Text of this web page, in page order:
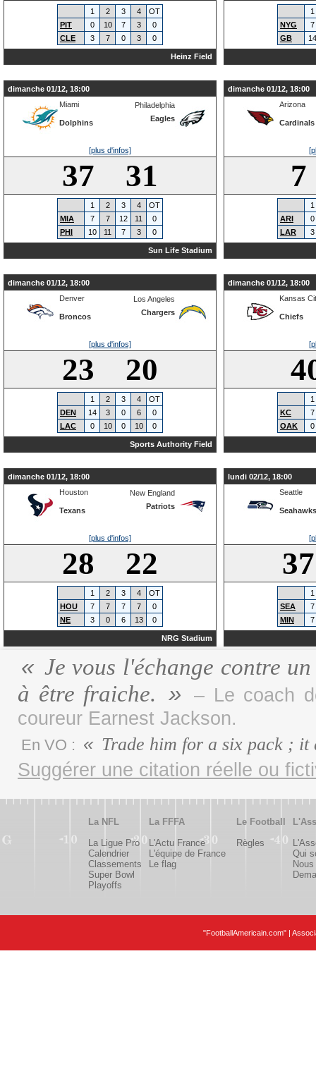
1 2 3 4
OT
PIT
0 10 7 3
0
CLE
3 7 0 3 0
Heinz Field
1
NYG
7
GB
14
dimanche 01/12, 18:00
Miami
Dolphins
Philadelphia
Eagles
[plus d'infos]
37 31
1 2 3 4
OT
MIA
7 7 12 11
0
PHI
10 11 7 3 0
Sun Life Stadium
dimanche 01/12, 18:00
Arizona
Cardinals
1
ARI
0
LAR
3
dimanche 01/12, 18:00
Denver
Broncos
Los Angeles
Chargers
[plus d'infos]
23 20
1 2 3 4
OT
DEN
14 3 0 6
0
LAC
0 10 0 10 0
Sports Authority Field
dimanche 01/12, 18:00
Kansas
Chiefs
1
KC
7
OAK
0
dimanche 01/12, 18:00
Houston
Texans
New England
Patriots
[plus d'infos]
28 22
1 2 3 4
OT
HOU
7 7 7 7
0
NE
3 0 6 13 0
NRG Stadium
lundi 02/12, 18:00
Seattle
Seahawks
1
SEA
7
MIN
7
Je vous l'échange contre
à être fraiche.
– Le coach
coureur Earnest Jackson.
En VO : Trade him for a six pack ; it
Suggérer une citation réelle ou
La NFL
La Ligue Pro
Calendrier
Classements
Super Bowl
Playoffs
La FFFA
L'Actu France
L'équipe de France
Le flag
Le Football
Règles
Qui
"FootballAmericain.com" |